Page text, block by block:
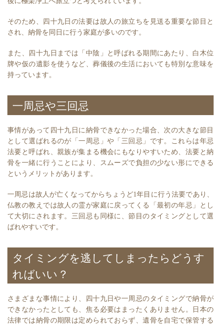
そのため、四十九日の法要は故人の旅立ちを見送る重要な節目と
され、納骨を同日に行う家庭が多いのです。
また、四十九日までは「中陰」と呼ばれる期間にあたり、白木位
牌や仮の遺影を使うなど、葬儀後の生活においても特別な意味を
持っています。
一周忌や三回忌
事情があって四十九日に納骨できなかった場合、次の大きな節目
として選ばれるのが「一周忌」や「三回忌」です。これらは年忌
法要と呼ばれ、親族が集まる機会にもなりやすいため、法要と納
骨を一緒に行うことにより、スムーズで負担の少ない形にできる
というメリットがあります。
一周忌は故人が亡くなってからちょうど1年目に行う法要であり、
仏教の教えでは故人の霊が家庭に戻ってくる「最初の年忌」とし
て大切にされます。三回忌も同様に、節目のタイミングとして選
ばれやすいです。
タイミングを逃してしまったらどうす
ればいい？
さまざまな事情により、四十九日や一周忌のタイミングで納骨が
できなかったとしても、焦る必要はまったくありません。日本の
法律では納骨の期限は定められておらず、遺骨を自宅で保管する